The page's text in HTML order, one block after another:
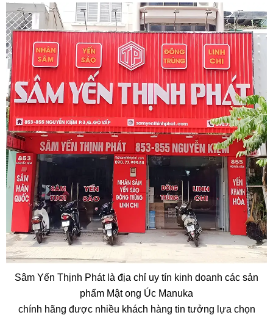
Sâm Yến Thịnh Phát là địa chỉ uy tín kinh doanh các sản
phẩm Mật ong Úc Manuka
chính hãng được nhiều khách hàng tin tưởng lựa chọn